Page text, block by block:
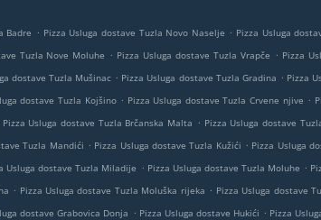
Badre . Pizza Usluga dostave Tuzla Novo Naselje . Pizza Usluga
Tuzla Nove Moluhe . Pizza Usluga dostave Tuzla Vrapče . Pizza
dostave Tuzla Mušinac . Pizza Usluga dostave Tuzla Gradina . Pizza
dostave Tuzla Kojšino . Pizza Usluga dostave Tuzla Crvene njive .
Pizza Usluga dostave Tuzla Brčanska Malta . Pizza Usluga dostave
Tuzla Mandići . Pizza Usluga dostave Tuzla Kužići . Pizza Usluga
Usluga dostave Tuzla Miladije . Pizza Usluga dostave Tuzla Moluhe .
. Pizza Usluga dostave Tuzla Moluška rijeka . Pizza Usluga dostave
dostave Grabovica Donja . Pizza Usluga dostave Hukići . Pizza